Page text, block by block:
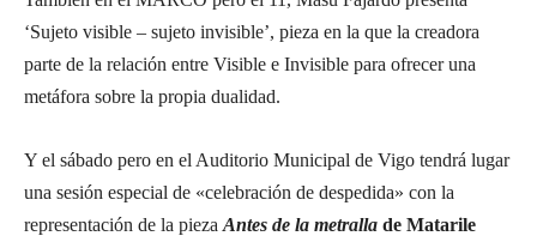
‘Sujeto visible – sujeto invisible’, pieza en la que la creadora
parte de la relación entre Visible e Invisible para ofrecer una
metáfora sobre la propia dualidad.
Y el sábado pero en el Auditorio Municipal de Vigo tendrá lugar
una sesión especial de «celebración de despedida» con la
representación de la pieza Antes de la metralla de Matarile